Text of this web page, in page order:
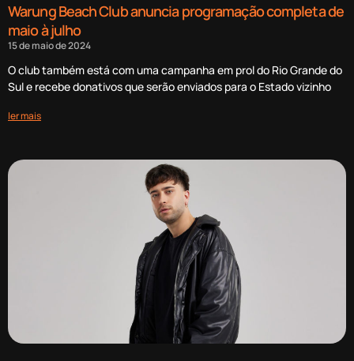
Warung Beach Club anuncia programação completa de
maio à julho
15 de maio de 2024
O club também está com uma campanha em prol do Rio Grande do
Sul e recebe donativos que serão enviados para o Estado vizinho
ler mais